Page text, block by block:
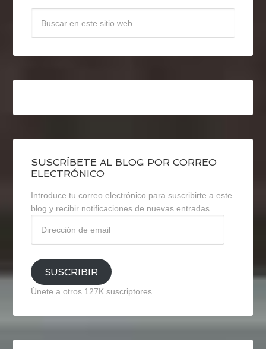
SUSCRÍBETE AL BLOG POR CORREO
ELECTRÓNICO
Introduce tu correo electrónico para suscribirte a este
blog y recibir notificaciones de nuevas entradas.
email
SUSCRIBIR
Únete a otros 127K suscriptores